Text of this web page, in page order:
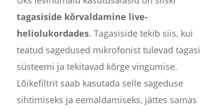
tagasiside kõrvaldamine live-
heliolukordades. Tagasiside tekib siis, kui
teatud sagedused mikrofonist tulevad tagasi
süsteemi ja tekitavad kõrge vingumise.
Lõikefiltrit saab kasutada selle sageduse
sihtimiseks ja eemaldamiseks, jättes samas